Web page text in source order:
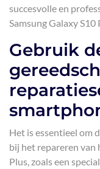
succesvolle en
Samsung Galaxy S10
Gebruik
Het is essentieel om
bij het repareren van
Plus, zoals een